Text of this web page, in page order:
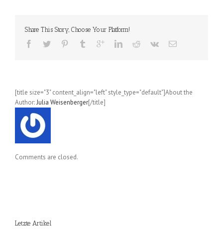
Share This Story, Choose Your Platform!
[title size="3" content_align="left" style_type="default"]About the
Author:Julia Weisenberger[/title]
Comments are closed.
Letzte Artikel